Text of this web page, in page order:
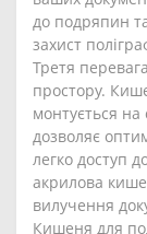
до подряпин
захист
Третя
простору.
монтується
дозволяє
легко доступ
акрилова
вилучення
Кишеня для